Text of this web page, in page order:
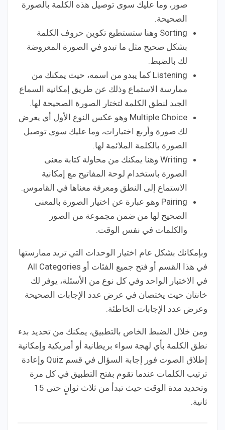
صور، وما عليك سوى توصيل هذه الكلمة بالصورة
الصحيحة.
Sorting وهنا ستستطيع تكوين حروف الكلمة
بشكل صحيح مثل ما تبدو في الصورة المعروضة
لك بالضبط.
Listening كما يبدو من اسمه، حيث يمكنك من
ممارسة الاستماع وذلك عن طريق إمكانية السماع
الجيد لنطق الكلمة لتختار الصورة الصحيحة لها.
Multiple Choice وهو عكس النوع الأول أي يعرض
لك صورة وأربع اختيارات، وما عليك سوى توصيل
الصورة بالكلمة الملائمة لها.
Writing وهنا يمكنك من محاولة كتابة معنى
الصورة باستخدام لوحة المفاتيح مع إمكانية
الاستماع إلى النطق ومعرفة معناها في القاموس.
Pairing وهو عبارة عن اختيار الصورة بالمعنى
الصحيح لها من ضمن مجموعة من الصور
والكلمات في نفس الوقت.
وبإمكانك بشكل عام اختيار الوحدات التي تريد ممارستها
في هذا القسم أو فتح جميع الفئات أو All Categories
في الاختبار الواحد وفي كل نوع من الأسئلة، يوفر لك
خانتان حيث يختصان في عرض عدد الإجابات الصحيحة
وعرض عدد الإجابات الخاطئة.
ومن خلال الضبط الخاص بالتطبيق، يمكنك من تحديد بدء
نطق الكلمة بأي لهجة سواء بريطانية أو أمريكية وإمكانية
إطلاق الصوت فور إجابة السؤال في قسم Quiz وإعادة
ترتيب الكلمات عندما تقوم بفتح التطبيق في كل مرة
وتحديد مدة الوقت حيث تبدأ من ثلاث ثوانٍ حتى 15
ثانية.